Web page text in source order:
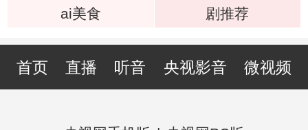
ai美食
剧推荐
首页 直播 听音 央视影音 微视频